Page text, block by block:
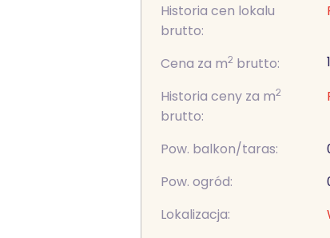
Historia cen lokalu
brutto:
Cena za m2 brutto:
Historia ceny za m2
brutto:
Pow. balkon/taras:
Pow. ogród:
Lokalizacja: